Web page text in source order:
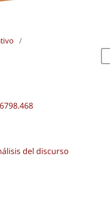
/
del discurso